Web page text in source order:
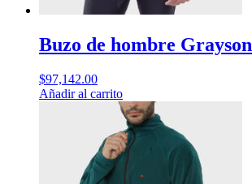
Buzo de hombre Grayson
$97,142.00
Añadir al carrito